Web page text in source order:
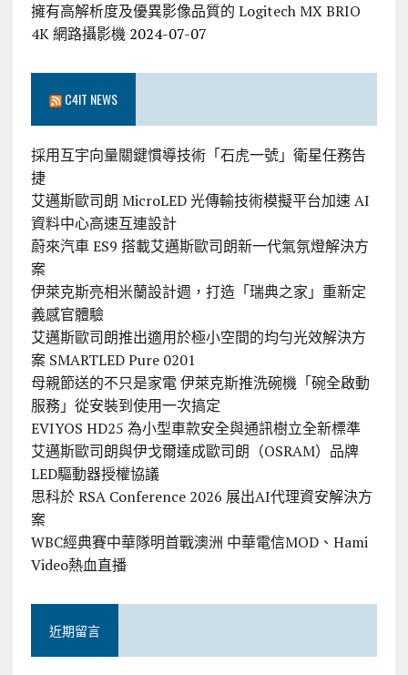
擁有高解析度及優異影像品質的 Logitech MX BRIO
4K 網路攝影機 2024-07-07
C4IT NEWS
採用互宇向量關鍵慣導技術「石虎一號」衛星任務告
捷
艾邁斯歐司朗 MicroLED 光傳輸技術模擬平台加速 AI
資料中心高速互連設計
蔚來汽車 ES9 搭載艾邁斯歐司朗新一代氣氛燈解決方
案
伊萊克斯亮相米蘭設計週，打造「瑞典之家」重新定
義感官體驗
艾邁斯歐司朗推出適用於極小空間的均勻光效解決方
案 SMARTLED Pure 0201
母親節送的不只是家電 伊萊克斯推洗碗機「碗全啟動
服務」從安裝到使用一次搞定
EVIYOS HD25 為小型車款安全與通訊樹立全新標準
艾邁斯歐司朗與伊戈爾達成歐司朗（OSRAM）品牌
LED驅動器授權協議
思科於 RSA Conference 2026 展出AI代理資安解決方
案
WBC經典賽中華隊明首戰澳洲 中華電信MOD、Hami
Video熱血直播
近期留言